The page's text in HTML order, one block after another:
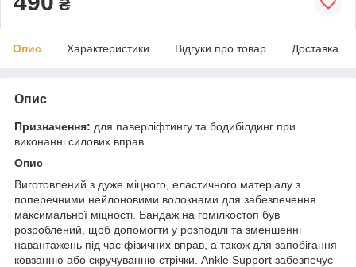
₴
Опис Характеристики Відгуки про товар Доставка
Опис
Призначення: для паверліфтингу та бодибілдинг при
виконанні силових вправ.
Опис
Виготовлений з дуже міцного, еластичного матеріалу з
поперечними нейлоновими волокнами для забезпечення
максимальної міцності. Бандаж на гомілкостоп був
розроблений, щоб допомогти у розподілі та зменшенні
навантажень під час фізичних вправ, а також для запобігання
ковзанню або скручуванню стрічки. Ankle Support забезпечує